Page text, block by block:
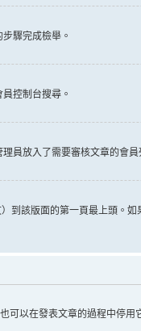
驟完成檢舉。
控制台搜尋。
員放入了需要審核文章的會
到該版面的第一頁最上頭。
以在發表文章的過程中停